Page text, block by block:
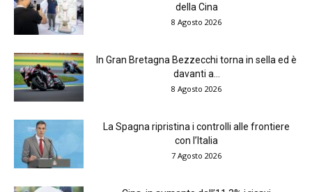
della Cina
8 Agosto 2026
In Gran Bretagna Bezzecchi torna in sella ed è
davanti a...
8 Agosto 2026
La Spagna ripristina i controlli alle frontiere
con l’Italia
7 Agosto 2026